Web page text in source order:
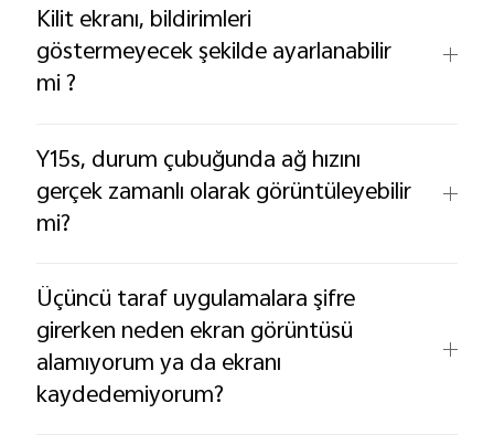
Kilit ekranı, bildirimleri
göstermeyecek şekilde ayarlanabilir
mi ?
Y15s, durum çubuğunda ağ hızını
gerçek zamanlı olarak görüntüleyebilir
mi?
Üçüncü taraf uygulamalara şifre
girerken neden ekran görüntüsü
alamıyorum ya da ekranı
kaydedemiyorum?